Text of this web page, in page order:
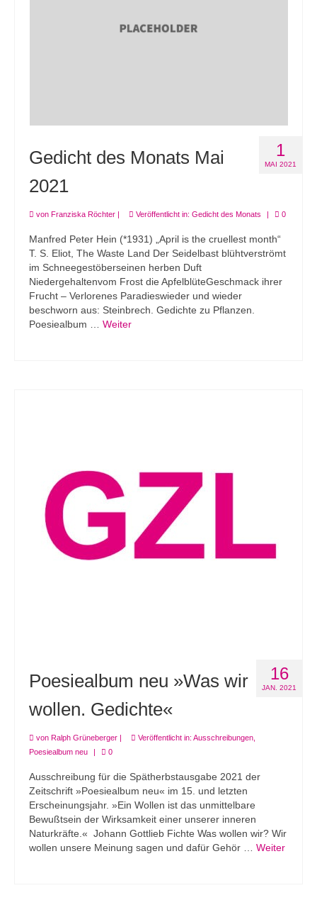
1
MAI 2021
Gedicht des Monats Mai
2021
von Franziska Röchter Veröffentlicht in: Gedicht des Monats 0
Manfred Peter Hein (*1931) „April is the cruellest month“
T. S. Eliot, The Waste Land Der Seidelbast blühtverströmt
im Schneegestöberseinen herben Duft
Niedergehaltenvom Frost die ApfelblüteGeschmack ihrer
Frucht – Verlorenes Paradieswieder und wieder
beschworn aus: Steinbrech. Gedichte zu Pflanzen.
Poesiealbum … Weiter
16
JAN. 2021
Poesiealbum neu »Was wir
wollen. Gedichte«
von Ralph Grüneberger Veröffentlicht in: Ausschreibungen
Poesiealbum neu
0
Ausschreibung für die Spätherbstausgabe 2021 der
Zeitschrift »Poesiealbum neu« im 15. und letzten
Erscheinungsjahr. »Ein Wollen ist das unmittelbare
Bewußtsein der Wirksamkeit einer unserer inneren
Naturkräfte.« Johann Gottlieb Fichte Was wollen wir? Wir
wollen unsere Meinung sagen und dafür Gehör … Weiter